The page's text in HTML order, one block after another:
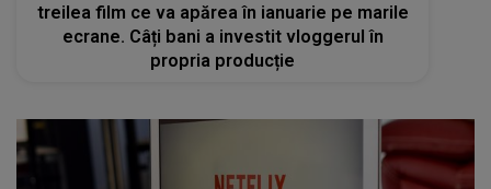
treilea film ce va apărea în ianuarie pe marile
ecrane. Câți bani a investit vloggerul în
propria producție